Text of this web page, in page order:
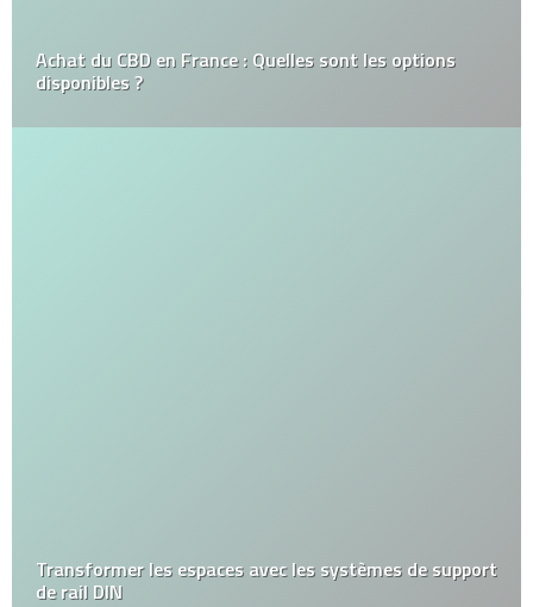
Achat du CBD en France : Quelles sont les options
disponibles ?
Transformer les espaces avec les systèmes de support
de rail DIN